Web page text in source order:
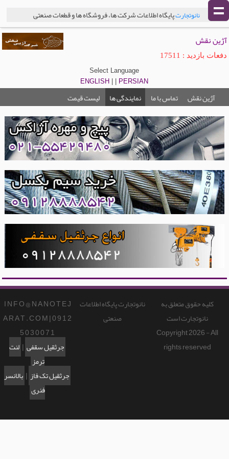
نانوتجارتپایگاه اطلاعات شرکت ها، فروشگاه ها و قطعات صنعتی
آژین نقش
دفعات بازدید : 17511
Select Language
ENGLISH
PERSIAN
آژین نقش تماس با ما نمایندگی ها لیست قیمت
I N F O @ N A N O T E J
A R A T . C O M | 0 9 1 2
5 0 3 0 0 7 1
جرثقیل سقفی | لنت
ترمز
جرثقیل تک فاز | بالانسر
فنری
نانوتجارت پایگاه اطلاعات
صنعتی
کلیه حقوق متعلق به
نانوتجارت است
Copyright 2026 - All
rights reserved